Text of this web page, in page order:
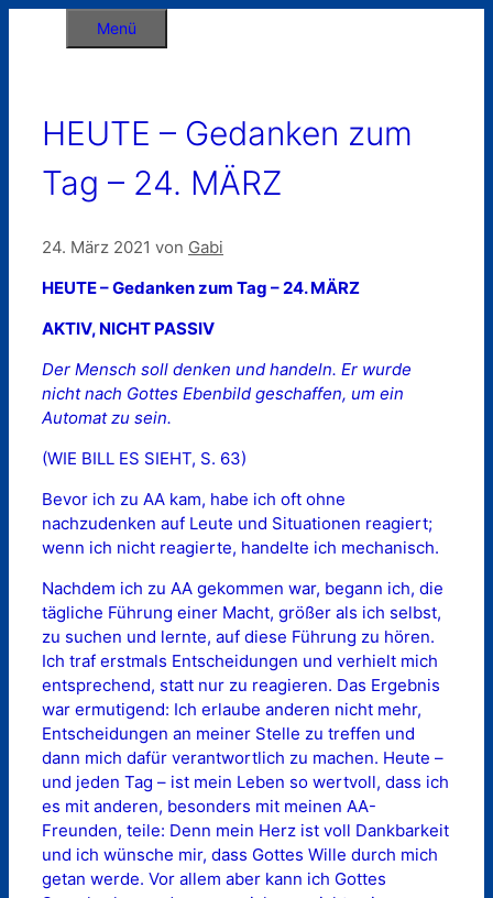
Menü
HEUTE – Gedanken zum
Tag – 24. MÄRZ
24. März 2021 von Gabi
HEUTE – Gedanken zum Tag – 24. MÄRZ
AKTIV, NICHT PASSIV
Der Mensch soll denken und handeln. Er wurde
nicht nach Gottes Ebenbild geschaffen, um ein
Automat zu sein.
(WIE BILL ES SIEHT, S. 63)
Bevor ich zu AA kam, habe ich oft ohne
nachzudenken auf Leute und Situationen reagiert;
wenn ich nicht reagierte, handelte ich mechanisch.
Nachdem ich zu AA gekommen war, begann ich, die
tägliche Führung einer Macht, größer als ich selbst,
zu suchen und lernte, auf diese Führung zu hören.
Ich traf erstmals Entscheidungen und verhielt mich
entsprechend, statt nur zu reagieren. Das Ergebnis
war ermutigend: Ich erlaube anderen nicht mehr,
Entscheidungen an meiner Stelle zu treffen und
dann mich dafür verantwortlich zu machen. Heute –
und jeden Tag – ist mein Leben so wertvoll, dass ich
es mit anderen, besonders mit meinen AA-
Freunden, teile: Denn mein Herz ist voll Dankbarkeit
und ich wünsche mir, dass Gottes Wille durch mich
getan werde. Vor allem aber kann ich Gottes